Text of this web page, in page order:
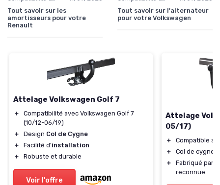
Tout savoir sur les
amortisseurs pour votre
Renault
Tout savoir sur l'alternateur
pour votre Volkswagen
Attelage Volkswagen Golf 7
＋
Compatibilité avec Volkswagen Golf 7
(10/12-06/19)
＋
Design Col de Cygne
＋
Facilité d'installation
＋
Robuste et durable
Voir l'offre
Attelage
05/17)
＋
Compatible
＋
Col de cygne
＋
Fabriqué par
reconnue